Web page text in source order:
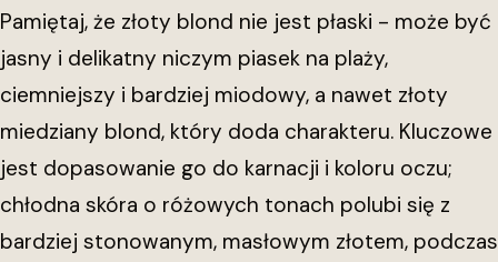
Pamiętaj, że złoty blond nie jest płaski - może być
jasny i delikatny niczym piasek na plaży,
ciemniejszy i bardziej miodowy, a nawet złoty
miedziany blond, który doda charakteru. Kluczowe
jest dopasowanie go do karnacji i koloru oczu;
chłodna skóra o różowych tonach polubi się z
bardziej stonowanym, masłowym złotem, podczas